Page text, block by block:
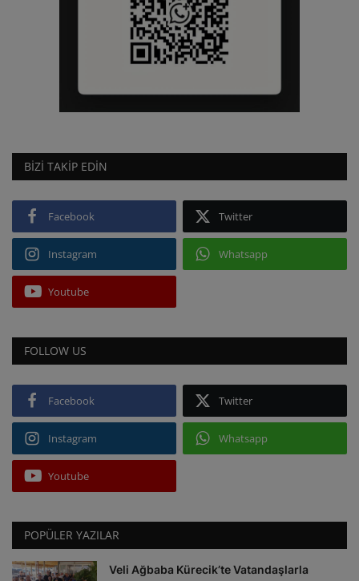
BIZI TAKIP EDIN
Facebook Twitter
Instagram Whatsapp
Youtube
FOLLOW US
Facebook Twitter
Instagram Whatsapp
Youtube
POPÜLER YAZILAR
Veli Ağbaba Kürecik’te Vatandaşlarla